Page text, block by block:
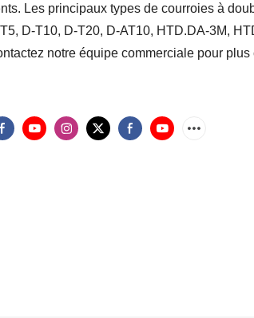
Les principaux types de courroies à
D-T10, D-T20, D-AT10, HTD.DA-3M,
notre équipe commerciale pour plus